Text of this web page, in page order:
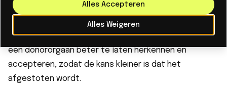
GitHub op een veilige manier toegankelijk en
overzichtelijk te maken. De derde prijs was iGEM. Dit
team ontwikkelt een medicijn om het immuunsysteem
een donororgaan beter te laten herkennen en
accepteren, zodat de kans kleiner is dat het
afgestoten wordt.
Alles Weigeren
Alles Accepteren